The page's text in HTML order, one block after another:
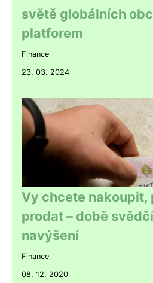
světě globálních
platforem
Finance
23. 03. 2024
Vy chcete nakoupit,
prodat – době
navýšení
Finance
08. 12. 2020